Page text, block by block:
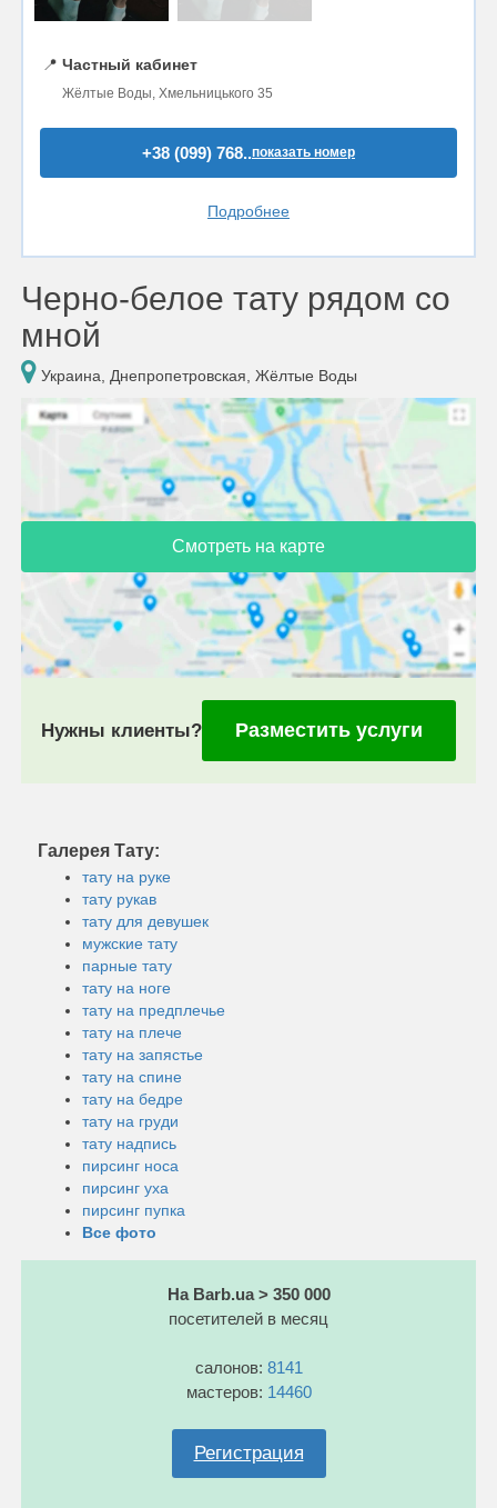
📍 Частный кабинет
Жёлтые Воды, Хмельницького 35
+38 (099) 768..показать номер
Подробнее
Черно-белое тату рядом со
мной
Украина, Днепропетровская, Жёлтые Воды
Смотреть на карте
Нужны клиенты? Разместить услуги
Галерея Тату:
тату на руке
тату рукав
тату для девушек
мужские тату
парные тату
тату на ноге
тату на предплечье
тату на плече
тату на запястье
тату на спине
тату на бедре
тату на груди
тату надпись
пирсинг носа
пирсинг уха
пирсинг пупка
Все фото
На Barb.ua > 350 000
посетителей в месяц
салонов: 8141
мастеров: 14460
Регистрация